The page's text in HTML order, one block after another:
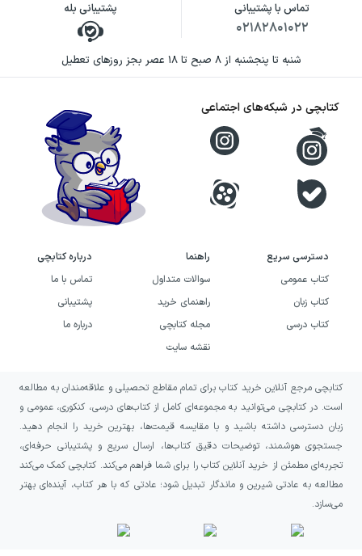
تماس با پشتیبانی
۰۲۱۸۲۸۰۱۰۲۲
پشتیبانی بله
شنبه تا پنجشنبه از ۸ صبح تا ۱۸ عصر بجز روزهای تعطیل
دسترسی سریع
کتاب عمومی
کتاب زبان
کتاب درسی
راهنما
سوالات متداول
راهنمای خرید
مجله کتابچی
نقشه سایت
درباره کتابچی
تماس با ما
پشتیبانی
درباره ما
کتابچی در شبکه‌های اجتماعی
کتابچی مرجع آنلاین خرید کتاب برای تمام مقاطع تحصیلی و علاقه‌مندان به مطالعه
است. در کتابچی می‌توانید به مجموعه‌ای کامل از کتاب‌های درسی، کنکوری، عمومی و
زبان دسترسی داشته باشید و با مقایسه قیمت‌ها، بهترین خرید را انجام دهید.
جستجوی هوشمند، توضیحات دقیق کتاب‌ها، ارسال سریع و پشتیبانی حرفه‌ای،
تجربه‌ای مطمئن از خرید آنلاین کتاب را برای شما فراهم می‌کند. کتابچی کمک می‌کند
مطالعه به عادتی شیرین و ماندگار تبدیل شود؛ عادتی که با هر کتاب، آینده‌ای بهتر
می‌سازد.